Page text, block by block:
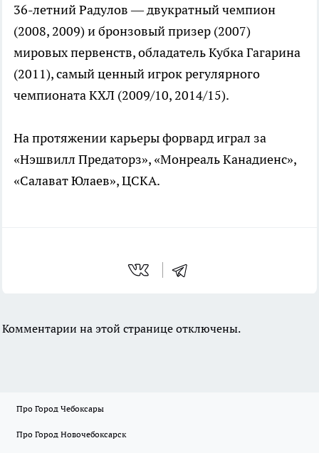
36-летний Радулов — двукратный чемпион
(2008, 2009) и бронзовый призер (2007)
мировых первенств, обладатель Кубка Гагарина
(2011), самый ценный игрок регулярного
чемпионата КХЛ (2009/10, 2014/15).
На протяжении карьеры форвард играл за
«Нэшвилл Предаторз», «Монреаль Канадиенс»,
«Салават Юлаев», ЦСКА.
Комментарии на этой странице отключены.
Про Город Чебоксары
Про Город Новочебоксарск